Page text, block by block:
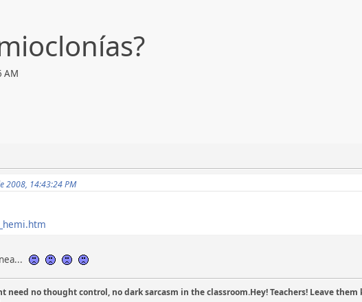
AM
2008, 14:43:24 PM
need no thought control, no dark sarcasm in the classroom.Hey! Teachers! Leave